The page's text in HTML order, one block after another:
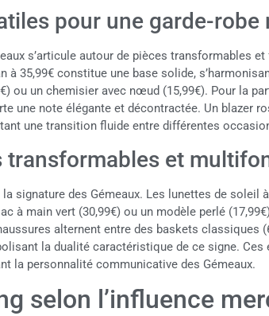
pour une garde-robe
s’articule autour de pièces transformables
à 35,99€ constitue une base solide,
ou un chemisier avec nœud (15,99€). Pour la
une note élégante et décontractée. Un blazer
une transition fluide entre différentes
transformables et
signature des Gémeaux. Les lunettes de soleil
à main vert (30,99€) ou un modèle perlé
alternent entre des baskets classiques
la dualité caractéristique de ce signe.
la personnalité communicative des Gémeaux.
selon l’influence